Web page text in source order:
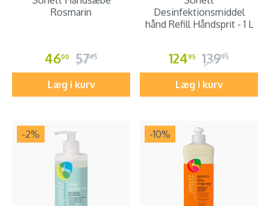
Rosmarin
4600 5795
Læg i kurv
Desinfektionsmiddel
hånd Refill Håndsprit - 1 L
12495 13995
Læg i kurv
-2% -10%